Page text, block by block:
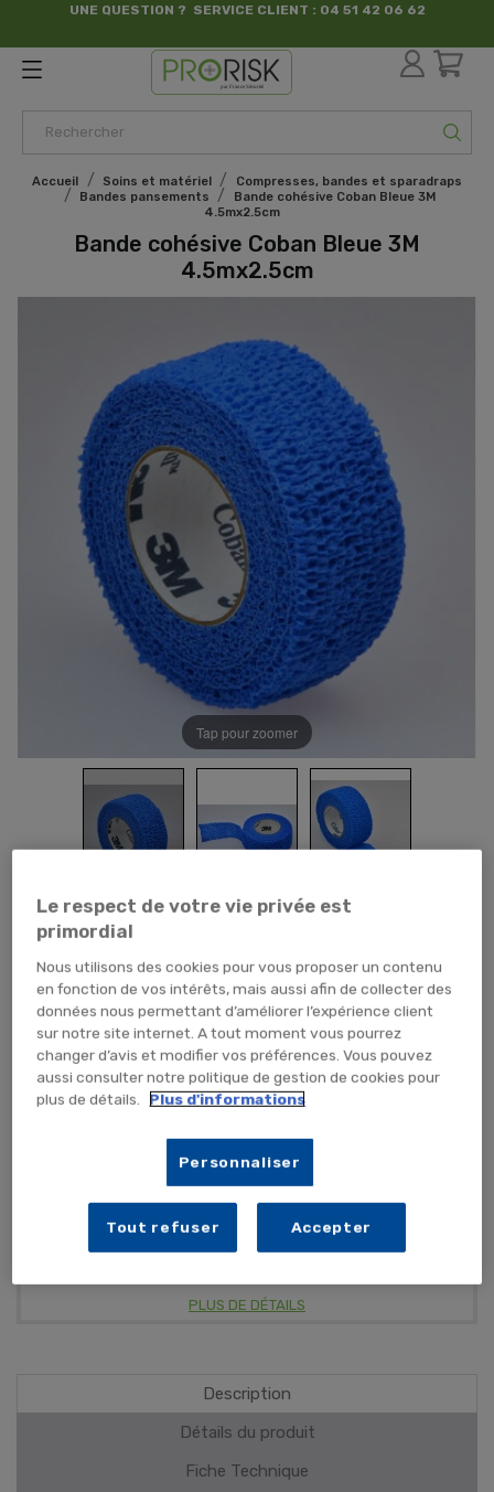
UNE QUESTION ? SERVICE CLIENT : 04 51 42 06 62
par France Sécurité
Accueil Soins et matériel
Compresses, bandes et sparadraps
Bandes pansements
Bande cohésive Coban Bleue 3M
4.5mx2.5cm
Bande cohésive Coban Bleue 3M
4.5mx2.5cm
Tap pour zoomer
66,96 €
CARTON (x60 unités)
TEMPORAIREMENT EN RUPTURE
ME PRÉVENIR
Couleur bleue
Fibres élastiques longitudinales
PLUS DE DÉTAILS
Description
Détails du produit
Fiche Technique
Le respect de votre vie privée est
primordial
Nous utilisons des cookies pour vous proposer un contenu
en fonction de vos intérêts, mais aussi afin de collecter des
données nous permettant d’améliorer l’expérience client
sur notre site internet. A tout moment vous pourrez
changer d’avis et modifier vos préférences. Vous pouvez
aussi consulter notre politique de gestion de cookies pour
plus de détails.
Plus d'informations
Personnaliser
Tout refuser Accepter